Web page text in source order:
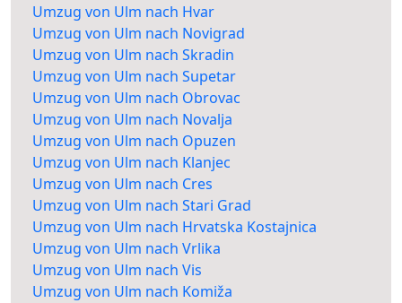
Umzug von Ulm nach Hvar
Umzug von Ulm nach Novigrad
Umzug von Ulm nach Skradin
Umzug von Ulm nach Supetar
Umzug von Ulm nach Obrovac
Umzug von Ulm nach Novalja
Umzug von Ulm nach Opuzen
Umzug von Ulm nach Klanjec
Umzug von Ulm nach Cres
Umzug von Ulm nach Stari Grad
Umzug von Ulm nach Hrvatska Kostajnica
Umzug von Ulm nach Vrlika
Umzug von Ulm nach Vis
Umzug von Ulm nach Komiža